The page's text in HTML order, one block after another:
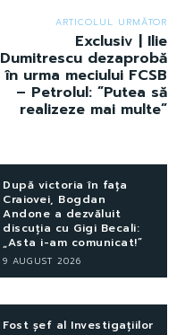
ARTICOLUL URMĂTOR
Exclusiv | Ilie
Dumitrescu dezaprobă
în urma meciului FCSB
– Petrolul: ”Putea să
realizeze mai multe”
După victoria în fața
Craiovei, Bogdan
Andone a dezvăluit
discuția cu Gigi Becali:
„Asta i-am comunicat!”
9 AUGUST 2026
Fost șef al Investigațiilor